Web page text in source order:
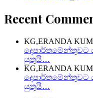
Recent
KG,ERANDA
දෙපාර්තමේන්තුවට
යුතුයි…
KG,ERANDA
දෙපාර්තමේන්තුවට
යුතුයි…